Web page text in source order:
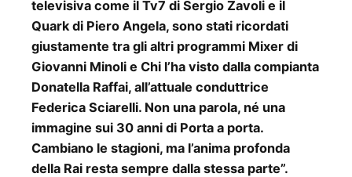
televisiva come il Tv7 di Sergio Zavoli e il
Quark di Piero Angela, sono stati ricordati
giustamente tra gli altri programmi Mixer di
Giovanni Minoli e Chi l’ha visto dalla compianta
Donatella Raffai, all’attuale conduttrice
Federica Sciarelli. Non una parola, né una
immagine sui 30 anni di Porta a porta.
Cambiano le stagioni, ma l’anima profonda
della Rai resta sempre dalla stessa parte”.